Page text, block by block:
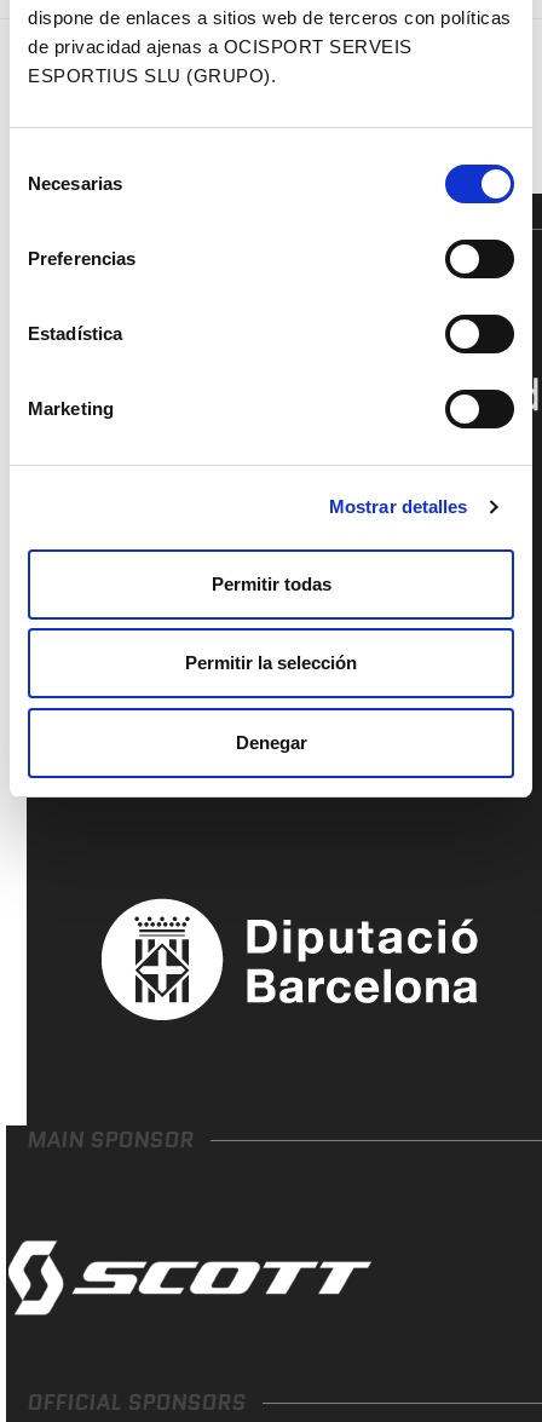
dispone de enlaces a sitios web de terceros con políticas
de privacidad ajenas a OCISPORT SERVEIS
ESPORTIUS SLU (GRUPO).
Necesarias
Preferencias
Estadística
Marketing
Mostrar detalles
Permitir todas
Permitir la selección
Denegar
Dominio
estadounidense
en la edición más
d’Aro
post:
Los checos Rauchfuss y
MAIN SPONSOR
OFFICIAL SPONSORS